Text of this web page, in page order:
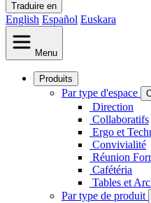
Traduire en
English Español Euskara
Menu
Produits
Par type d'espace
Direction
Collaboratifs
Ergo et
Convivialité
Réunion
Cafétéria
Tables et
Par type de produit